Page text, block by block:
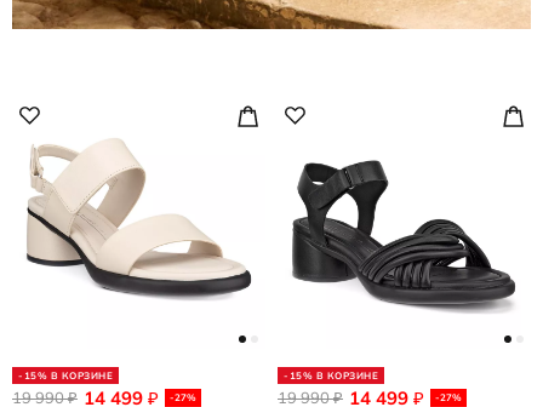
-15% В КОРЗИНЕ
14 499 ₽ -27%
19 990₽
-15% В КОРЗИНЕ
14 499 ₽ -27%
19 990₽